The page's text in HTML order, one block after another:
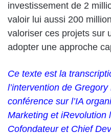
investissement de 2
valoir lui aussi 200
valoriser ces projets sur
adopter une approche
Ce texte est la
l’intervention de
conférence sur l’IA
Marketing et iRevolution
Cofondateur et Chief